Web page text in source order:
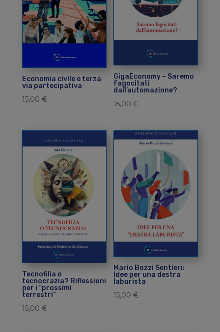
Economia civile e terza
via partecipativa
15,00 €
GigaEconomy – Saremo
fagocitati
dall’automazione?
15,00€
Tecnofilia o
tecnocrazia? Riflessioni
per i “prossimi
terrestri”
15,00 €
Mario Bozzi Sentieri:
Idee per una destra
laburista
15,00€